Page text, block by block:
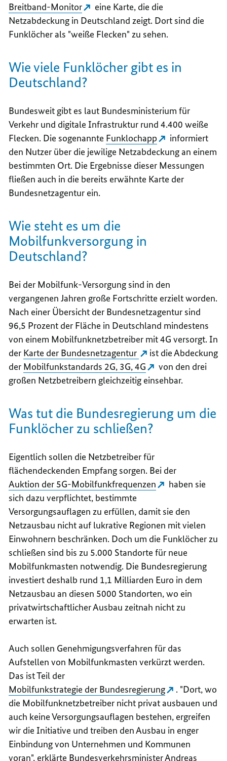
Breitband-Monitor
eine Karte, die die
Netzabdeckung in Deutschland zeigt. Dort sind die
Funklöcher als "weiße Flecken" zu sehen.
Wie viele Funklöcher gibt es in
Deutschland?
Bundesweit gibt es laut Bundesministerium für
Verkehr und digitale Infrastruktur rund 4.400 weiße
Flecken. Die sogenannte Funklochapp
informiert
den Nutzer über die jewilige Netzabdeckung an einem
bestimmten Ort. Die Ergebnisse dieser Messungen
fließen auch in die bereits erwähnte Karte der
Bundesnetzagentur ein.
Wie steht es um die
Mobilfunkversorgung in
Deutschland?
Bei der Mobilfunk-Versorgung sind in den
vergangenen Jahren große Fortschritte erzielt worden.
Nach einer Übersicht der Bundesnetzagentur sind
96,5 Prozent der Fläche in Deutschland mindestens
von einem Mobilfunknetzbetreiber mit 4G versorgt. In
der Karte der Bundesnetzagentur
ist die Abdeckung
der Mobilfunkstandards 2G, 3G, 4G
von den drei
großen Netzbetreibern gleichzeitig einsehbar.
Was tut die Bundesregierung um die
Funklöcher zu schließen?
Eigentlich sollen die Netzbetreiber für
flächendeckenden Empfang sorgen. Bei der
Auktion der 5G-Mobilfunkfrequenzen
haben sie
sich dazu verpflichtet, bestimmte
Versorgungsauflagen zu erfüllen, damit sie den
Netzausbau nicht auf lukrative Regionen mit vielen
Einwohnern beschränken. Doch um die Funklöcher zu
schließen sind bis zu 5.000 Standorte für neue
Mobilfunkmasten notwendig. Die Bundesregierung
investiert deshalb rund 1,1 Milliarden Euro in dem
Netzausbau an diesen 5000 Standorten, wo ein
privatwirtschaftlicher Ausbau zeitnah nicht zu
erwarten ist.
Auch sollen Genehmigungsverfahren für das
Aufstellen von Mobilfunkmasten verkürzt werden.
Das ist Teil der
Mobilfunkstrategie der Bundesregierung
. "Dort, wo
die Mobilfunknetzbetreiber nicht privat ausbauen und
auch keine Versorgungsauflagen bestehen, ergreifen
wir die Initiative und treiben den Ausbau in enger
Einbindung von Unternehmen und Kommunen
voran", erklärte Bundesverkehrsminister Andreas